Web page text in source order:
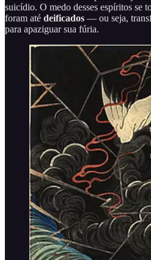
suicídio. O medo desses espíritos se
foram até deificados — ou seja,
para apaziguar sua fúria.